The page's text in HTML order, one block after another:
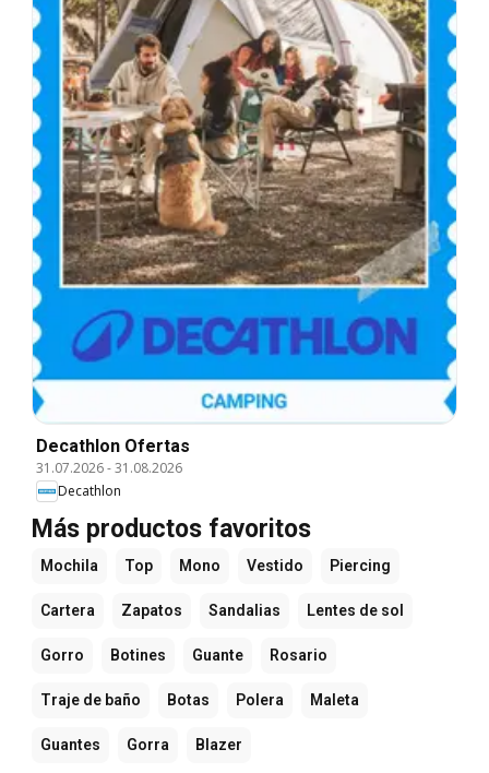
Decathlon Ofertas
31.07.2026-31.08.2026
Decathlon
Más productos favoritos
Mochila Top Mono Vestido Piercing
Cartera Zapatos Sandalias Lentes de sol
Gorro Botines Guante Rosario
Traje de baño Botas Polera Maleta
Guantes Gorra Blazer